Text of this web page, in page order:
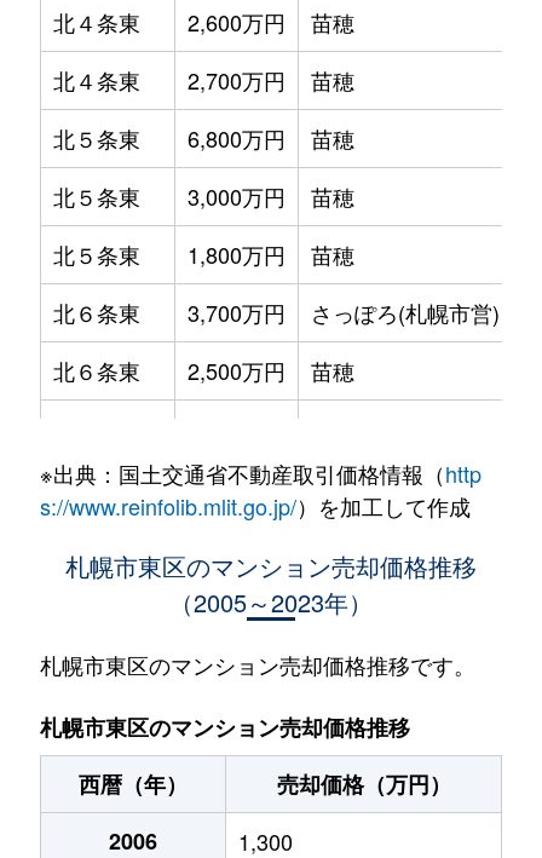
北４条東
2,600万円 苗穂
北４条東
2,700万円 苗穂
北５条東
6,800万円 苗穂
北５条東
3,000万円 苗穂
北５条東
1,800万円 苗穂
北６条東
3,700万円 さっぽろ(札幌市営)
北６条東
2,500万円 苗穂
北６条東
3,400万円 東区役所前
3,700万円 東区役所前
北６条東
3,400万円 東区役所前
北７条東
4,900万円 札幌(ＪＲ)
北７条東
3,500万円 東区役所前
北８条東
1,200万円
※出典：国土交通省不動産取引価格情報（http
s://www.reinfolib.mlit.go.jp/）を加工して作成
札幌市東区のマンション売却価格推移
（2005～2023年）
札幌市東区のマンション売却価格推移です。
札幌市東区のマンション売却価格推移
西暦（年）
売却価格（万円）
2006
1,300